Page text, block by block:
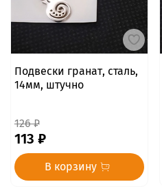
Подвески гранат, сталь,
14мм, штучно
126 ₽
113 ₽
В корзину